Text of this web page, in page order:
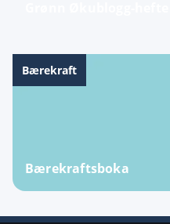
Bærekraft
Bærekraftsboka